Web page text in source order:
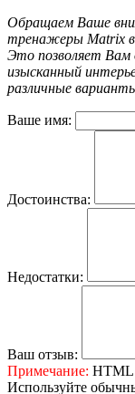
Обращаем Ваше
тренажеры Matrix
Это позволяет Вам
изысканный
различные
Ваше имя:
Достоинства:
Недостатки:
Ваш отзыв:
Примечание: HTML
Используйте